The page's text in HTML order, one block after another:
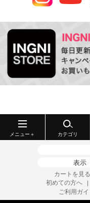
メニュー＋ カテゴリ
表示
カートを見る
初めての方へ
ご利用ガイ